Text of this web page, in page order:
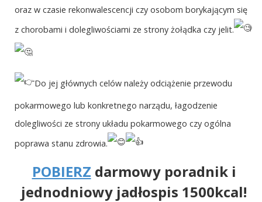
oraz w czasie rekonwalescencji czy osobom borykającym się
z chorobami i dolegliwościami ze strony żołądka czy jelit.
Do jej głównych celów należy odciążenie przewodu
pokarmowego lub konkretnego narządu, łagodzenie
dolegliwości ze strony układu pokarmowego czy ogólna
poprawa stanu zdrowia.
POBIERZ darmowy poradnik i
jednodniowy jadłospis 1500kcal!